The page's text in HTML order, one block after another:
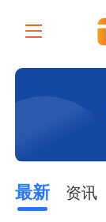
最新 资讯